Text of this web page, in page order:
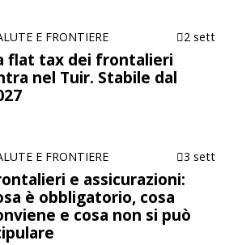
E FRONTIERE 2 sett
flat tax dei frontalieri
nel Tuir. Stabile dal
E FRONTIERE 3 sett
e assicurazioni:
è obbligatorio, cosa
e cosa non si può